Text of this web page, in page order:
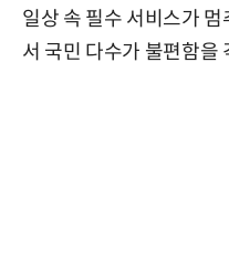
일상 속 필수 서비스가
서 국민 다수가 불편함을